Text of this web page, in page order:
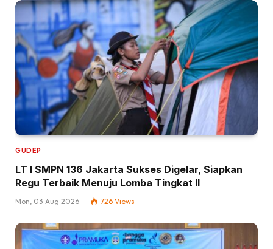
GUDEP
LT I SMPN 136 Jakarta Sukses Digelar, Siapkan
Regu Terbaik Menuju Lomba Tingkat II
Mon, 03 Aug 2026 726 Views